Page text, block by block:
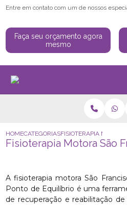
Entre em contato com um de nossos
Faça seu orçamento agora
mesmo
HOMECATEGORIASFISIOTERAPIA MOTORA
Fisioterapia Motora São
A fisioterapia motora São
Ponto de Equilíbrio é uma
de recuperação e reabilitação